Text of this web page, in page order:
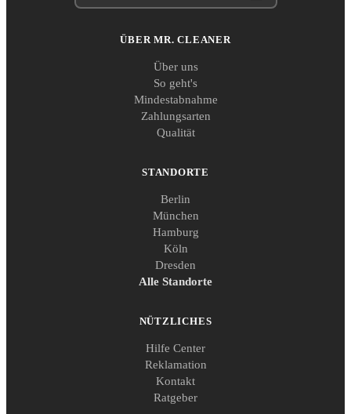
ÜBER MR. CLEANER
Über uns
So geht's
Mindestabnahme
Zahlungsarten
Qualität
STANDORTE
Berlin
München
Hamburg
Köln
Dresden
Alle Standorte
NÜTZLICHES
Hilfe Center
Reklamation
Kontakt
Ratgeber